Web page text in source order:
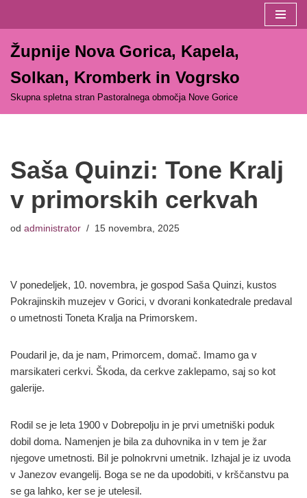
na
vsebino
Župnije Nova Gorica, Kapela,
Solkan, Kromberk in Vogrsko
Skupna spletna stran Pastoralnega območja Nove Gorice
Saša Quinzi: Tone Kralj
v primorskih cerkvah
od administrator 15 novembra, 2025
V ponedeljek, 10. novembra, je gospod Saša Quinzi, kustos
Pokrajinskih muzejev v Gorici, v dvorani konkatedrale predaval
o umetnosti Toneta Kralja na Primorskem.
Poudaril je, da je nam, Primorcem, domač. Imamo ga v
marsikateri cerkvi. Škoda, da cerkve zaklepamo, saj so kot
galerije.
Rodil se je leta 1900 v Dobrepolju in je prvi umetniški poduk
dobil doma. Namenjen je bila za duhovnika in v tem je žar
njegove umetnosti. Bil je polnokrvni umetnik. Izhajal je iz uvoda
v Janezov evangelij. Boga se ne da upodobiti, v krščanstvu pa
se ga lahko, ker se je utelesil.